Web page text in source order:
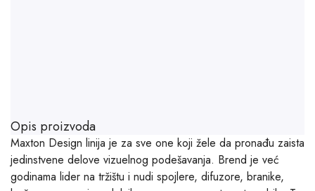
Opis proizvoda
Maxton Design linija je za sve one koji žele da pronađu zaista
jedinstvene delove vizuelnog podešavanja. Brend je već
godinama lider na tržištu i nudi spojlere, difuzore, branike,